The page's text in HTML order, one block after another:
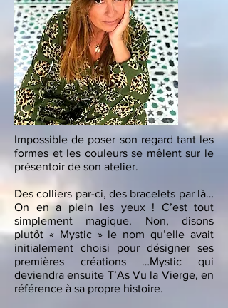
Impossible de poser son regard tant les
formes et les couleurs se mêlent sur le
présentoir de son atelier.
Des colliers par-ci, des bracelets par là…
On en a plein les yeux ! C’est tout
simplement magique. Non, disons
plutôt « Mystic » le nom qu’elle avait
initialement choisi pour désigner ses
premières créations …Mystic qui
deviendra ensuite T’As Vu la Vierge, en
référence à sa propre histoire.